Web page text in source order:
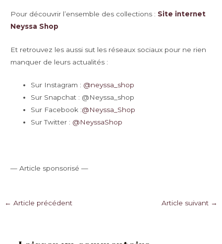
Pour découvrir l’ensemble des collections : Site internet
Neyssa Shop
Et retrouvez les aussi sut les réseaux sociaux pour ne rien
manquer de leurs actualités :
Sur Instagram : @neyssa_shop
Sur Snapchat : @Neyssa_shop
Sur Facebook :@Neyssa_Shop
Sur Twitter : @NeyssaShop
— Article sponsorisé —
Navigation
← Article précédent Article suivant →